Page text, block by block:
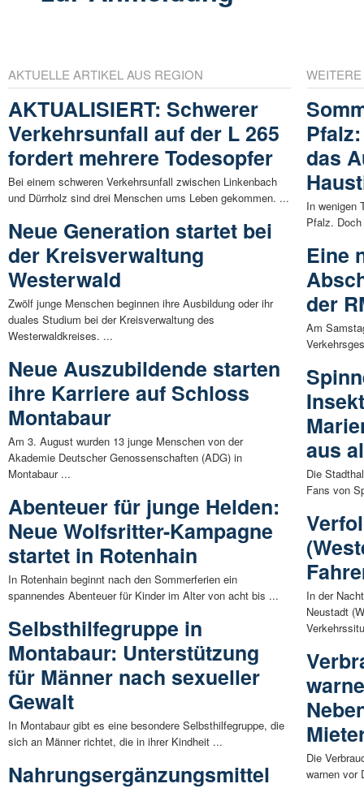
AKTUELLE ARTIKEL AUS REGION
AKTUALISIERT: Schwerer
Verkehrsunfall auf der L 265
fordert mehrere Todesopfer
Bei einem schweren Verkehrsunfall zwischen Linkenbach
und Dürrholz sind drei Menschen ums Leben gekommen. ...
Neue Generation startet bei
der Kreisverwaltung
Westerwald
Zwölf junge Menschen beginnen ihre Ausbildung oder ihr
duales Studium bei der Kreisverwaltung des
Westerwaldkreises. ...
Neue Auszubildende starten
ihre Karriere auf Schloss
Montabaur
Am 3. August wurden 13 junge Menschen von der
Akademie Deutscher Genossenschaften (ADG) in
Montabaur ...
Abenteuer für junge Helden:
Neue Wolfsritter-Kampagne
startet in Rotenhain
In Rotenhain beginnt nach den Sommerferien ein
spannendes Abenteuer für Kinder im Alter von acht bis ...
Selbsthilfegruppe in
Montabaur: Unterstützung
für Männer nach sexueller
Gewalt
In Montabaur gibt es eine besondere Selbsthilfegruppe, die
sich an Männer richtet, die in ihrer Kindheit ...
Nahrungsergänzungsmittel
das
In wenigen
Pfalz.
Eine
der
Am
aus
Die
Fans von
In der
Neustadt
Die
warnen vor